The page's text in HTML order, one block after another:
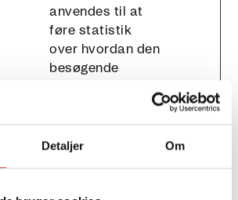
Detaljer Om
anvendes til at
føre statistik
over hvordan den
besøgende
Google Analytics
til at indsamle